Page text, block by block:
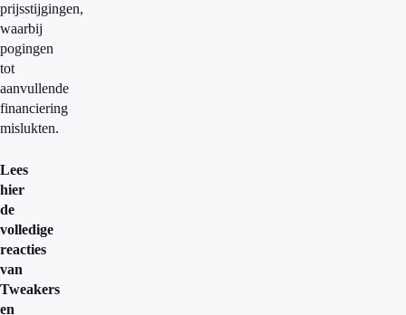
prijsstijgingen,
waarbij
pogingen
tot
aanvullende
financiering
mislukten.
Lees
hier
de
volledige
reacties
van
Tweakers
en